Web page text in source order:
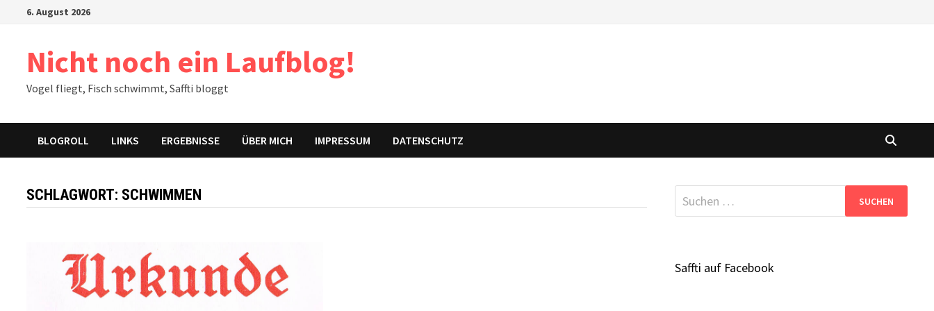
6. August 2026
Nicht noch ein Laufblog!
Vogel fliegt, Fisch schwimmt, Saffti bloggt
BLOGROLL LINKS ERGEBNISSE ÜBER MICH IMPRESSUM DATENSCHUTZ
SCHLAGWORT: SCHWIMMEN
Suchen
nach:
Saffti auf Facebook